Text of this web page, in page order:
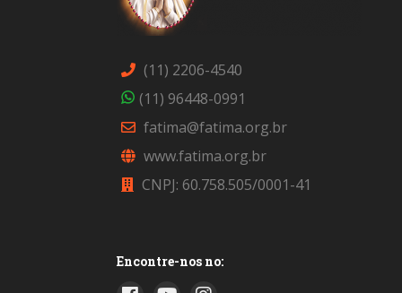
(11) 2206-4540
(11) 96448-0991
fatima@fatima.org.br
www.fatima.org.br
CNPJ: 60.758.505/0001-41
Encontre-nos no: